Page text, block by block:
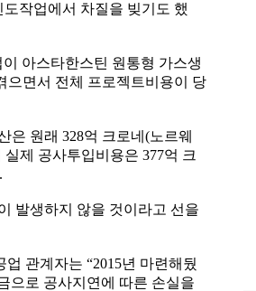
작업에서 차질을 빚기도 했
아스타한스틴 원통형 가스생
으면서 전체 프로젝트비용이 당
은 원래 328억 크로네(노르웨
제 공사투입비용은 377억 크
발생하지 않을 것이라고 선을
업 관계자는 “2015년 마련해뒀
으로 공사지연에 따른 손실을